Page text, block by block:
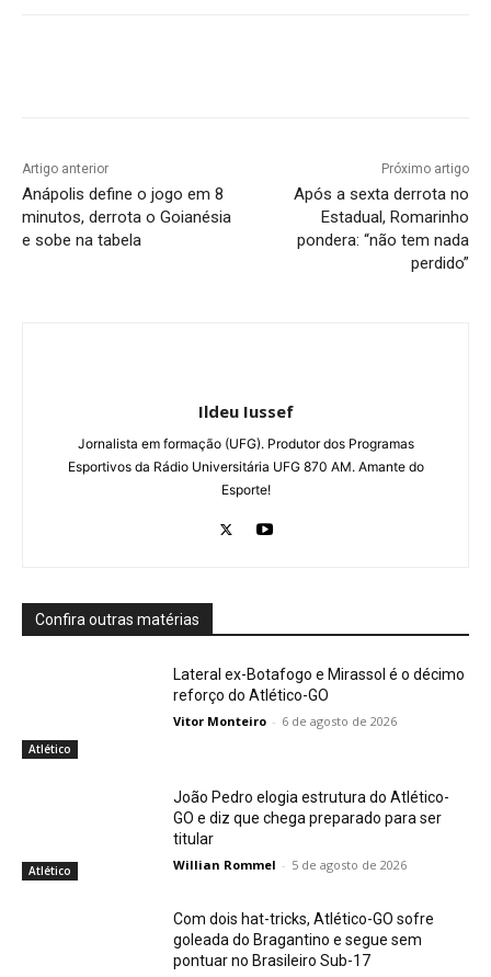
Artigo anterior
Anápolis define o jogo em 8
minutos, derrota o Goianésia
e sobe na tabela
Próximo artigo
Após a sexta derrota no
Estadual, Romarinho
pondera: “não tem nada
perdido”
Ildeu Iussef
Jornalista em formação (UFG). Produtor dos Programas
Esportivos da Rádio Universitária UFG 870 AM. Amante do
Esporte!
Confira outras matérias
Atlético
Lateral ex-Botafogo e Mirassol é o décimo
reforço do Atlético-GO
Vitor Monteiro - 6 de agosto de 2026
Atlético
João Pedro elogia estrutura do Atlético-
GO e diz que chega preparado para ser
titular
Willian Rommel - 5 de agosto de 2026
Com dois hat-tricks, Atlético-GO sofre
goleada do Bragantino e segue sem
pontuar no Brasileiro Sub-17